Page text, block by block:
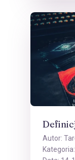
Autor:
Kategoria: